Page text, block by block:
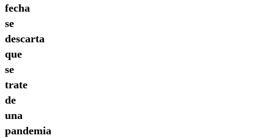
fecha
se
descarta
que
se
trate
de
una
pandemia